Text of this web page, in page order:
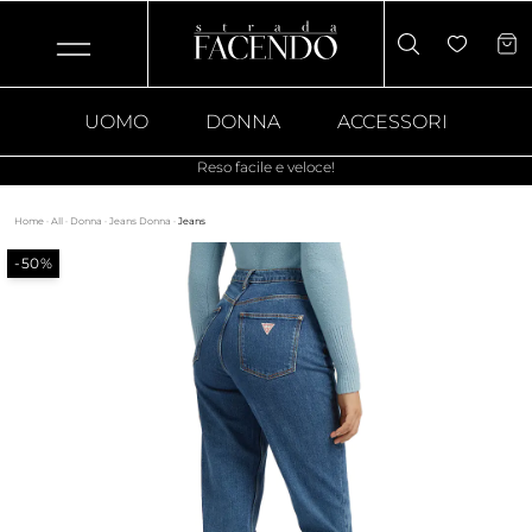
UOMO DONNA ACCESSORI
Reso facile e veloce!
Home · All · Donna · Jeans Donna · Jeans
-50%